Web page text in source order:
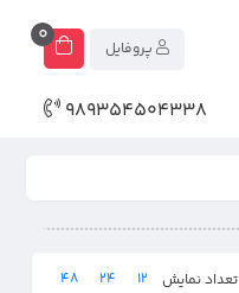
0
989354504338
تعداد نمایش 12
24
48